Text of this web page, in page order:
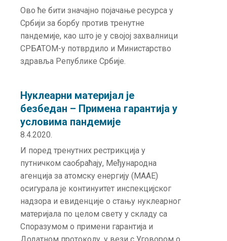
Ово ће бити значајно појачање ресурса у
Србији за борбу против тренутне
пандемије, као што је у својој захвалници
СРБАТОМ-у потврдило и Министарство
здравља Републике Србије.
Нуклеарни материјал је
безбедан – Примена гарантија у
условима пандемије
8.4.2020.
И поред тренутних рестрикција у
путничком саобраћају, Међународна
агенција за атомску енергију (МААЕ)
осигурала је континуитет инспекцијског
надзора и евиденције о стању нуклеарног
материјала по целом свету у складу са
Споразумом о примени гарантија и